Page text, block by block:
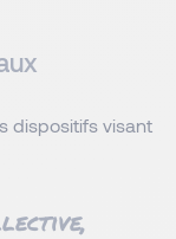
dispositifs visant